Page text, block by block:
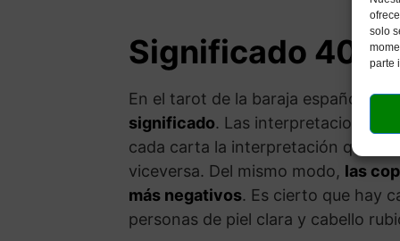
solo
parte
Significado 40
En el tarot de la baraja española,
significado. Las interpretaciones
cada carta la interpretación que
viceversa. Del mismo modo, las
más negativos. Es cierto que hay
personas de piel clara y cabello